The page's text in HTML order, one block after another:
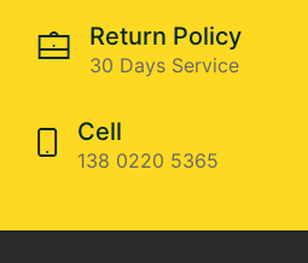
Return Policy
30 Days Service
Cell
138 0220 5365